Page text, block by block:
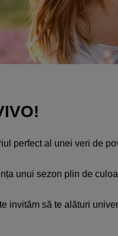
perfect al unei veri de
unui sezon plin de
invităm să te alături